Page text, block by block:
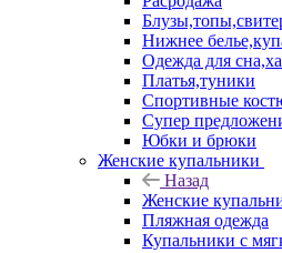
Нижнее
Одежда для
Платья,туники
Спортивные
Супер
Юбки и брюки
Женские купальники
Назад
Женские
Пляжная одежда
Купальники с